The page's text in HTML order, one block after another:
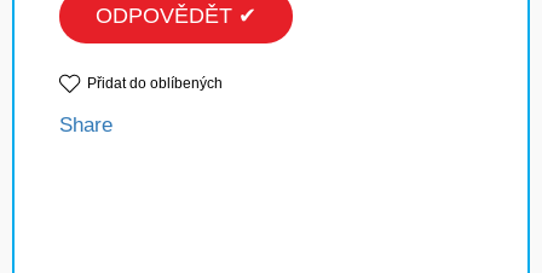
ODPOVĚDĚT ✔
Přidat do oblíbených
Share